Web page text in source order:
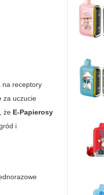
na receptory
za uczucie
że E-Papierosy
i